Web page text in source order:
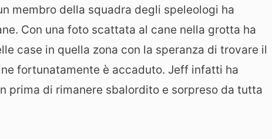
membro della squadra degli speleologi ha
Con una foto scattata al cane nella grotta ha
case in quella zona con la speranza di trovare il
fortunatamente è accaduto. Jeff infatti ha
prima di rimanere sbalordito e sorpreso da tutta